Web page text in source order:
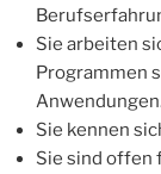
Sie arbeiten
Programmen
Sie kennen
Sie sind offen